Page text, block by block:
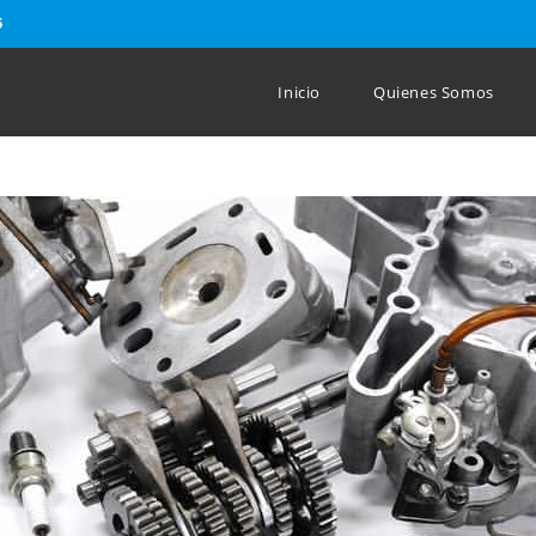
Inicio Quienes Somos